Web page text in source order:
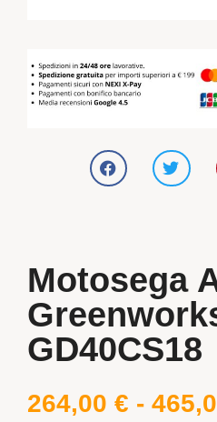
Motosega
GD40CS18
264,00 € -